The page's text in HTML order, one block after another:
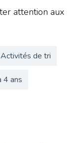
attention aux
Activités de tri
4 ans